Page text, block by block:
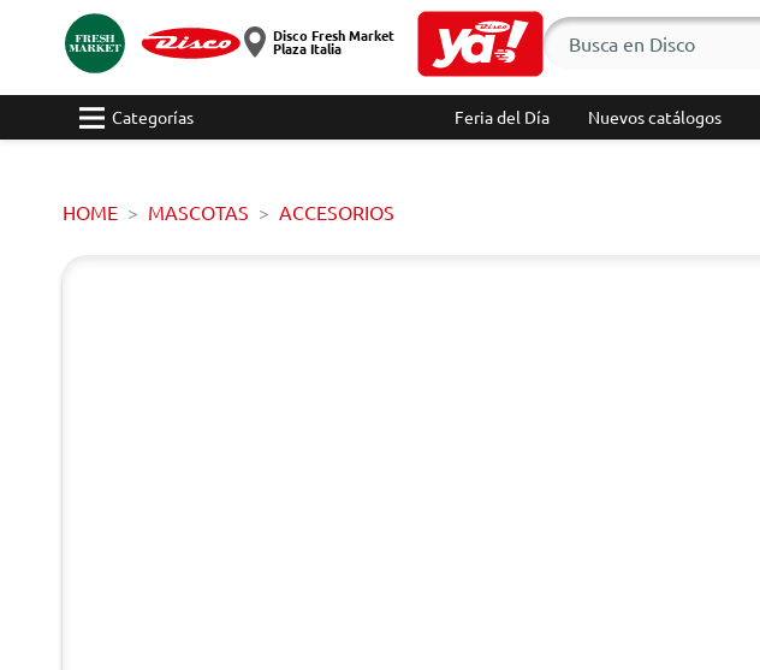
Disco Fresh Market
Plaza Italia
Categorías Feria del Día Nuevos catálogos
HOME MASCOTAS ACCESORIOS